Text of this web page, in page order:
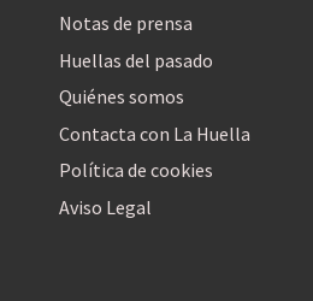
Notas de prensa
Huellas del pasado
Quiénes somos
Contacta con La Huella
Política de cookies
Aviso Legal